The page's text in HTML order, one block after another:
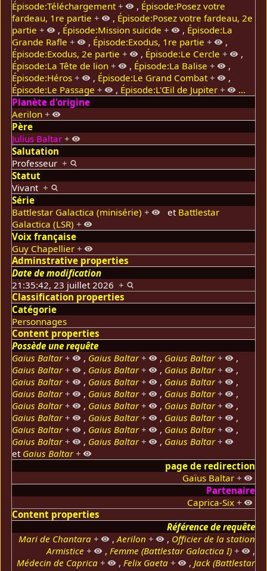
Épisode:Téléchargement + , Épisode:Posez votre
fardeau, 1re partie + , Épisode:Posez votre fardeau, 2e
partie + , Épisode:Mission suicide + , Épisode:La
Grande Rafle + , Épisode:Exodus, 1re partie +
,
Épisode:Exodus, 2e partie + , Épisode:Le Cercle +
,
Épisode:La Tête de lion + , Épisode:La Balise +
,
Épisode:Héros + , Épisode:Le Grand Combat +
,
Épisode:Le Passage + , Épisode:L'Œil de Jupiter +
...
Planète d'origine
Aerilon +
Père
Julius Baltar +
Salutation
Professeur+
Statut
Vivant+
Série
Battlestar Galactica (minisérie) + et Battlestar
Galactica (LSR) +
Voix française
Guy Chapellier +
Adminstrative properties
Date de modification
21:35:42, 23 juillet 2026 +
Classification properties
Catégorie
Personnages
Content properties
Possède une requête
Gaius Baltar + , Gaius Baltar + , Gaius Baltar +
,
Gaius Baltar + , Gaius Baltar + , Gaius Baltar +
,
Gaius Baltar + , Gaius Baltar + , Gaius Baltar +
,
Gaius Baltar + , Gaius Baltar + , Gaius Baltar +
,
Gaius Baltar + , Gaius Baltar + , Gaius Baltar +
,
Gaius Baltar + , Gaius Baltar + , Gaius Baltar +
,
Gaius Baltar + , Gaius Baltar + , Gaius Baltar +
,
Gaius Baltar + , Gaius Baltar + , Gaius Baltar +
et Gaius Baltar +
page de redirection
Gaïus Baltar +
Partenaire
Caprica-Six +
Content properties
Référence de requête
Mari de Chantara + ,Aerilon + , Officier de la station
Armistice + , Femme (Battlestar Galactica I) +
,
Médecin de Caprica + , Felix Gaeta + , Jack (Battlestar